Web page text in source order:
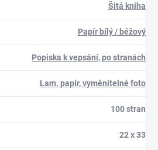
Šitá kniha
Papír bílý / béžový
Popiska k vepsání, po stranách
Lam. papír, vyměnitelné foto
100 stran
22 x 33